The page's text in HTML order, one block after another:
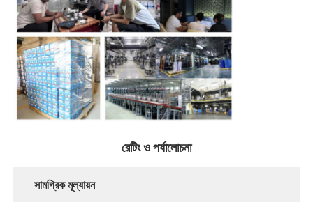
রেটিং ও পর্যালোচনা
সামগ্রিক মূল্যায়ন